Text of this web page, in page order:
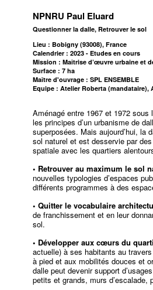
NPNRU Paul Eluard
Questionner la dalle, Retrouver le sol
Lieu : Bobigny (93008), France
Calendrier : 2023 - Etudes en cours
Mission : Maîtrise d’œuvre urbaine et
Surface : 7 ha
Maître d'ouvrage : SPL ENSEMBLE
Equipe : Atelier Roberta (mandataire),
Aménagé entre 1967 et 1972
les principes d’un urbanisme de
superposées. Mais aujourd’hui, la
sol naturel et est desservie par
spatiale avec les quartiers
• Retrouver au maximum le sol
nouvelles typologies d’espaces
différents programmes à des
• Quitter le vocabulaire
de franchissement et en leur
sol.
• Développer aux cœurs du
actuelle) à ses habitants au
à pied et aux mobilités douces et
dalle peut devenir support
petits et grands, murs